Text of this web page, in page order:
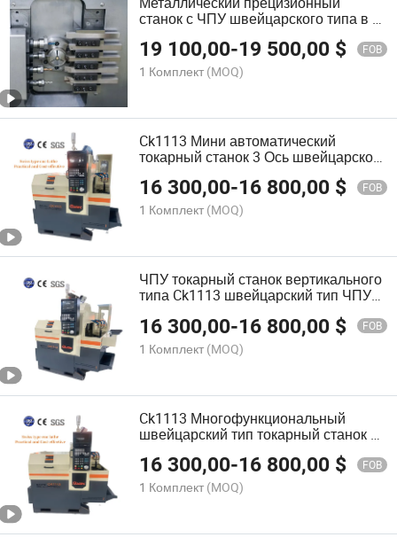
станок с ЧПУ швейцарского типа в 3
осевом вертикальном исполнении
19 100,00-19 500,00 $ FOB
1 Комплект (MOQ)
Ck1113 Мини автоматический
токарный станок 3 Ось швейцарского
16 300,00-16 800,00 $ FOB
1 Комплект (MOQ)
ЧПУ токарный станок вертикального
типа Ck1113 швейцарский тип ЧПУ
16 300,00-16 800,00 $ FOB
1 Комплект (MOQ)
Ck1113 Многофункциональный
швейцарский тип токарный станок с
16 300,00-16 800,00 $ FOB
1 Комплект (MOQ)